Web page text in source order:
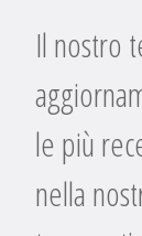
Il nostro
le più
nella